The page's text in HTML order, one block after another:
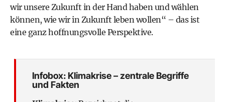
wir unsere Zukunft in der Hand haben und wählen
können, wie wir in Zukunft leben wollen“ – das ist
eine ganz hoffnungsvolle Perspektive.
Infobox: Klimakrise – zentrale Begriffe
und Fakten